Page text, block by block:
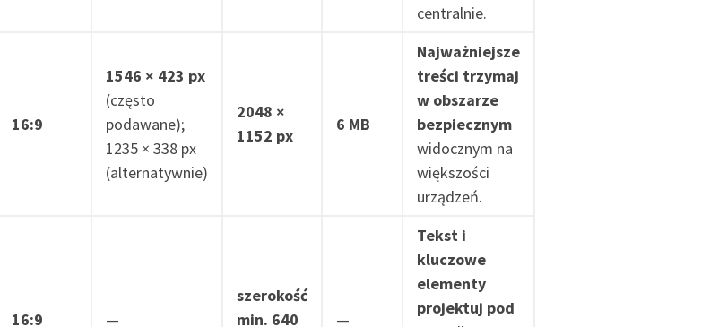
centralnie.
16:9
1546 × 423 px
(często
podawane);
1235 × 338 px
(alternatywnie)
2048 ×
1152 px
6 MB
Najważniejsze
treści trzymaj
w obszarze
bezpiecznym
widocznym na
większości
urządzeń.
16:9 —
szerokość
min. 640
—
Tekst i
kluczowe
elementy
projektuj pod